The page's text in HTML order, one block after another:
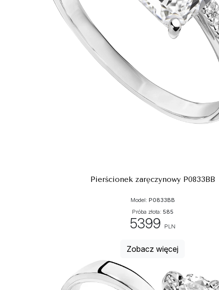
Pierścionek zaręczynowy P0833BB
Model: P0833BB
Próba złota: 585
5399 PLN
Zobacz więcej